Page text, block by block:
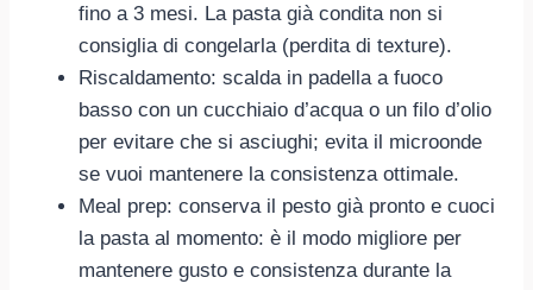
fino a 3 mesi. La pasta già condita non si
consiglia di congelarla (perdita di texture).
Riscaldamento: scalda in padella a fuoco
basso con un cucchiaio d’acqua o un filo d’olio
per evitare che si asciughi; evita il microonde
se vuoi mantenere la consistenza ottimale.
Meal prep: conserva il pesto già pronto e cuoci
la pasta al momento: è il modo migliore per
mantenere gusto e consistenza durante la